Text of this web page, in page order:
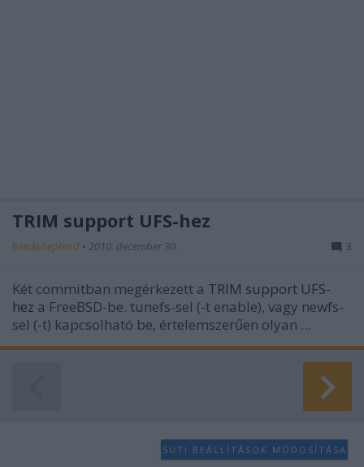
TRIM support UFS-hez
blackshepherd • 2010. december 30. 3
Két commitban megérkezett a TRIM support UFS-
hez a FreeBSD-be. tunefs-sel (-t enable), vagy newfs-
sel (-t) kapcsolható be, értelemszerűen olyan ...
SÜTI BEÁLLÍTÁSOK MÓDOSÍTÁSA